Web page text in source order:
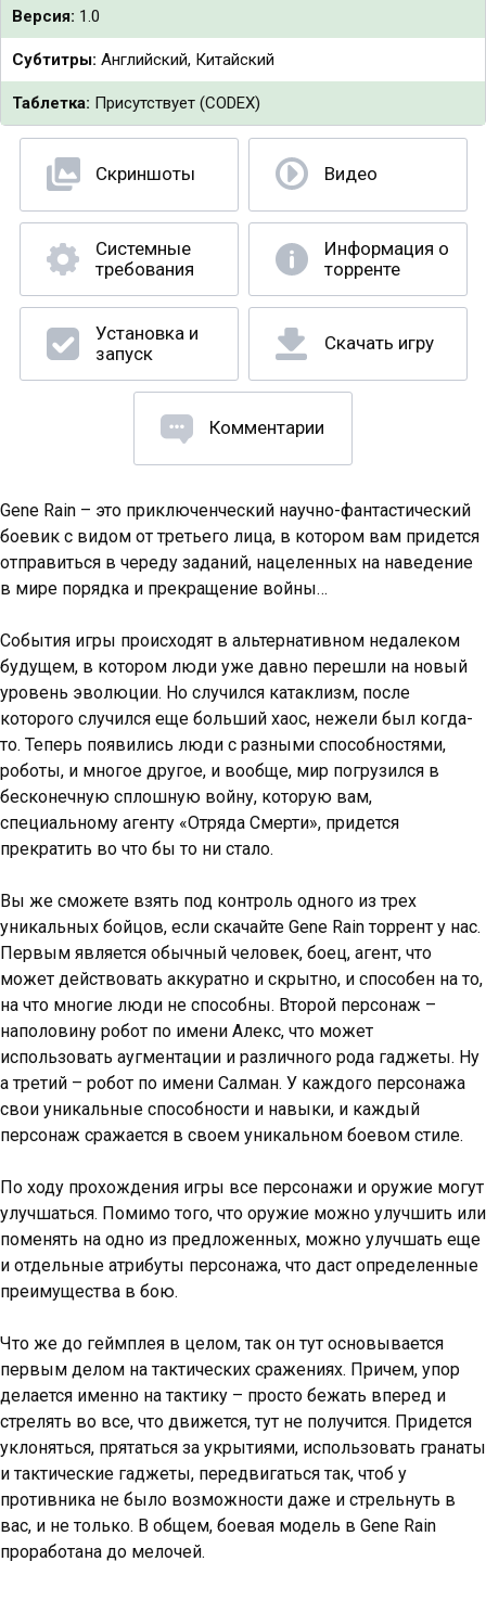
Версия: 1.0
Субтитры: Английский, Китайский
Таблетка: Присутствует (CODEX)
Скриншоты Видео
Системные
требования
Информация о
торренте
Установка и
запуск
Скачать игру
Комментарии
Gene Rain – это приключенческий научно-фантастический
боевик с видом от третьего лица, в котором вам придется
отправиться в череду заданий, нацеленных на наведение
в мире порядка и прекращение войны…
События игры происходят в альтернативном недалеком
будущем, в котором люди уже давно перешли на новый
уровень эволюции. Но случился катаклизм, после
которого случился еще больший хаос, нежели был когда-
то. Теперь появились люди с разными способностями,
роботы, и многое другое, и вообще, мир погрузился в
бесконечную сплошную войну, которую вам,
специальному агенту «Отряда Смерти», придется
прекратить во что бы то ни стало.
Вы же сможете взять под контроль одного из трех
уникальных бойцов, если скачайте Gene Rain торрент у нас.
Первым является обычный человек, боец, агент, что
может действовать аккуратно и скрытно, и способен на то,
на что многие люди не способны. Второй персонаж –
наполовину робот по имени Алекс, что может
использовать аугментации и различного рода гаджеты. Ну
а третий – робот по имени Салман. У каждого персонажа
свои уникальные способности и навыки, и каждый
персонаж сражается в своем уникальном боевом стиле.
По ходу прохождения игры все персонажи и оружие могут
улучшаться. Помимо того, что оружие можно улучшить или
поменять на одно из предложенных, можно улучшать еще
и отдельные атрибуты персонажа, что даст определенные
преимущества в бою.
Что же до геймплея в целом, так он тут основывается
первым делом на тактических сражениях. Причем, упор
делается именно на тактику – просто бежать вперед и
стрелять во все, что движется, тут не получится. Придется
уклоняться, прятаться за укрытиями, использовать гранаты
и тактические гаджеты, передвигаться так, чтоб у
противника не было возможности даже и стрельнуть в
вас, и не только. В общем, боевая модель в Gene Rain
проработана до мелочей.